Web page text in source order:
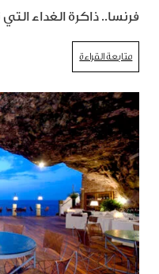
فرنسا.. ذاكرة الغداء
متابعة القراءة